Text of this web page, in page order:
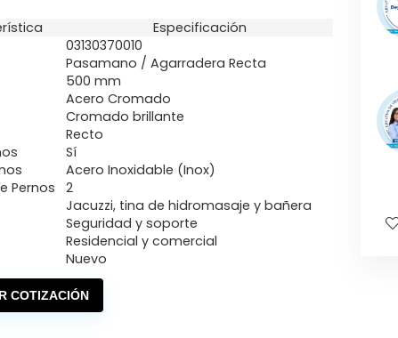
Especificación
03130370010
Pasamano / Agarradera Recta
500 mm
Acero Cromado
Cromado brillante
Recto
Sí
Acero Inoxidable (Inox)
Pernos
2
Jacuzzi, tina de hidromasaje y bañera
Seguridad y soporte
Residencial y comercial
Nuevo
COTIZACIÓN